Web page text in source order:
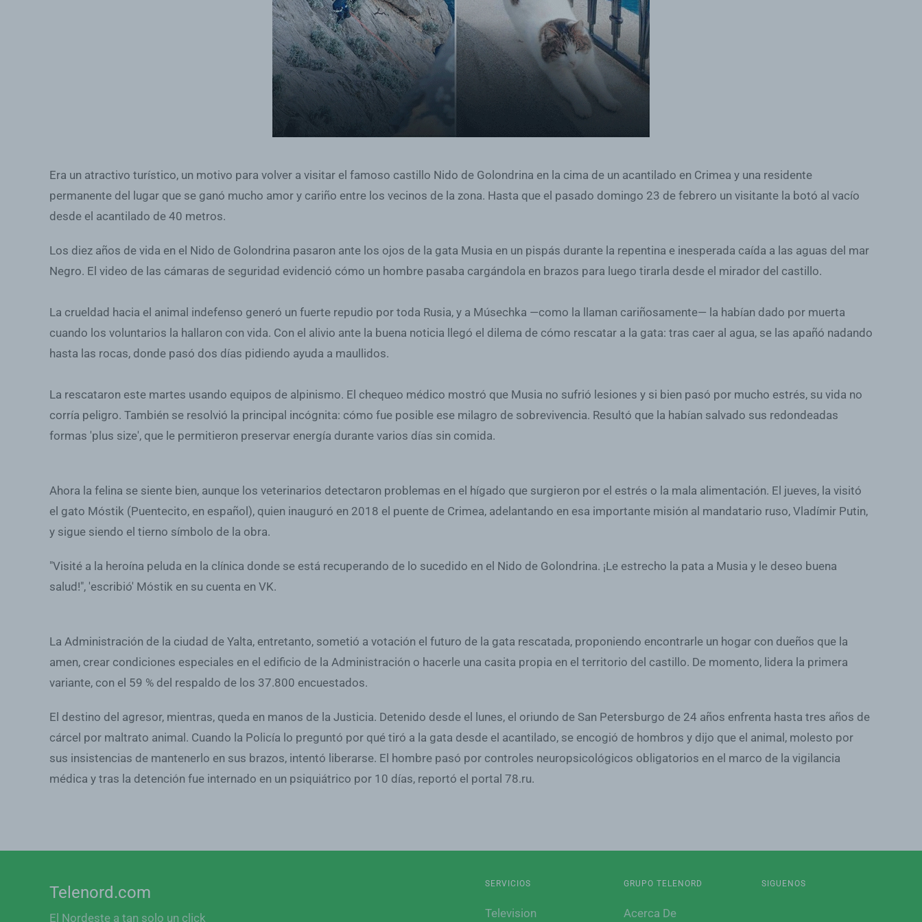
Era un atractivo turístico, un motivo para volver a visitar el famoso castillo Nido de Golondrina en la cima de un acantilado en Crimea y una residente
permanente del lugar que se ganó mucho amor y cariño entre los vecinos de la zona. Hasta que el pasado domingo 23 de febrero un visitante la botó al vacío
desde el acantilado de 40 metros.
Los diez años de vida en el Nido de Golondrina pasaron ante los ojos de la gata Musia en un pispás durante la repentina e inesperada caída a las aguas del mar
Negro. El video de las cámaras de seguridad evidenció cómo un hombre pasaba cargándola en brazos para luego tirarla desde el mirador del castillo.
La crueldad hacia el animal indefenso generó un fuerte repudio por toda Rusia, y a Músechka —como la llaman cariñosamente— la habían dado por muerta
cuando los voluntarios la hallaron con vida. Con el alivio ante la buena noticia llegó el dilema de cómo rescatar a la gata: tras caer al agua, se las apañó nadando
hasta las rocas, donde pasó dos días pidiendo ayuda a maullidos.
La rescataron este martes usando equipos de alpinismo. El chequeo médico mostró que Musia no sufrió lesiones y si bien pasó por mucho estrés, su vida no
corría peligro. También se resolvió la principal incógnita: cómo fue posible ese milagro de sobrevivencia. Resultó que la habían salvado sus redondeadas
formas 'plus size', que le permitieron preservar energía durante varios días sin comida.
Ahora la felina se siente bien, aunque los veterinarios detectaron problemas en el hígado que surgieron por el estrés o la mala alimentación. El jueves, la visitó
el gato Móstik (Puentecito, en español), quien inauguró en 2018 el puente de Crimea, adelantando en esa importante misión al mandatario ruso, Vladímir Putin,
y sigue siendo el tierno símbolo de la obra.
"Visité a la heroína peluda en la clínica donde se está recuperando de lo sucedido en el Nido de Golondrina. ¡Le estrecho la pata a Musia y le deseo buena
salud!", 'escribió' Móstik en su cuenta en VK.
La Administración de la ciudad de Yalta, entretanto, sometió a votación el futuro de la gata rescatada, proponiendo encontrarle un hogar con dueños que la
amen, crear condiciones especiales en el edificio de la Administración o hacerle una casita propia en el territorio del castillo. De momento, lidera la primera
variante, con el 59 % del respaldo de los 37.800 encuestados.
El destino del agresor, mientras, queda en manos de la Justicia. Detenido desde el lunes, el oriundo de San Petersburgo de 24 años enfrenta hasta tres años de
cárcel por maltrato animal. Cuando la Policía lo preguntó por qué tiró a la gata desde el acantilado, se encogió de hombros y dijo que el animal, molesto por
sus insistencias de mantenerlo en sus brazos, intentó liberarse. El hombre pasó por controles neuropsicológicos obligatorios en el marco de la vigilancia
médica y tras la detención fue internado en un psiquiátrico por 10 días, reportó el portal 78.ru.
Telenord.com
El Nordeste a tan solo un click
SERVICIOS
Television
GRUPO TELENORD
Acerca De
SIGUENOS